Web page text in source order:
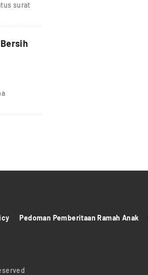
surat
Pedoman Pemberitaan Ramah Anak